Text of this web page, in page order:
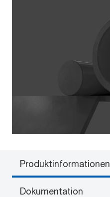
Produktinformationen
Dokumentation